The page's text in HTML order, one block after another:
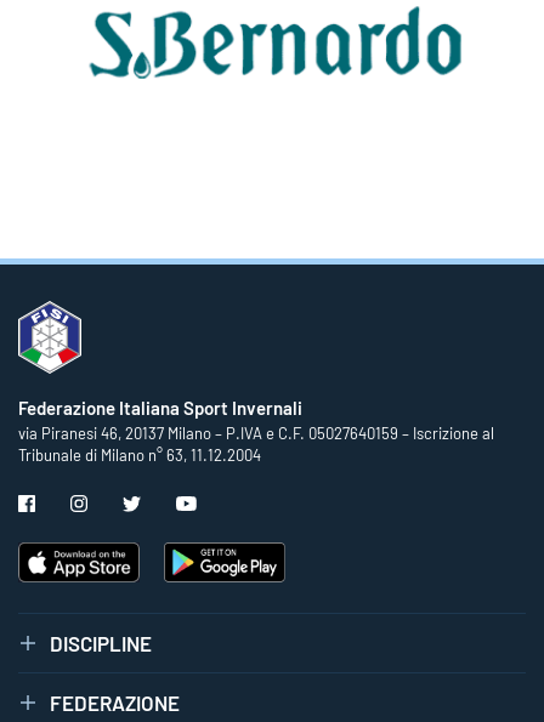
Federazione Italiana Sport Invernali
via Piranesi 46, 20137 Milano – P.IVA e C.F. 05027640159 – Iscrizione al
Tribunale di Milano n° 63, 11.12.2004
DISCIPLINE
FEDERAZIONE